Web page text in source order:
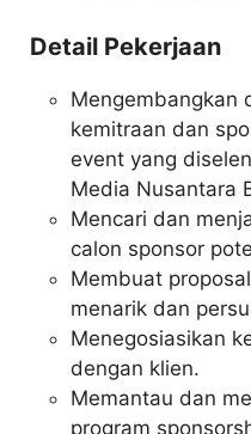
Detail Pekerjaan
Mengembangkan
kemitraan dan
event yang
Media Nusantara
Mencari dan
calon sponsor
Membuat
menarik dan
Menegosiasikan
dengan klien.
Memantau dan
program